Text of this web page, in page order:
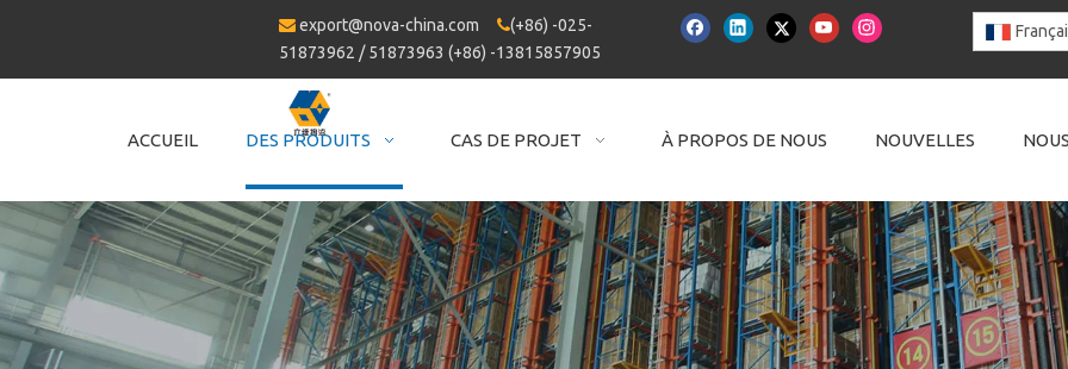
 export@nova-china.com (+86) -025-
51873962 / 51873963 (+86) -13815857905
ACCUEIL DES PRODUITS CAS DE PROJET À PROPOS DE NOUS NOUVELLES